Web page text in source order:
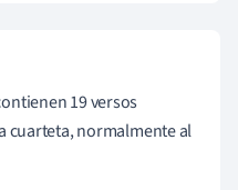
19 versos
cuarteta, normalmente al